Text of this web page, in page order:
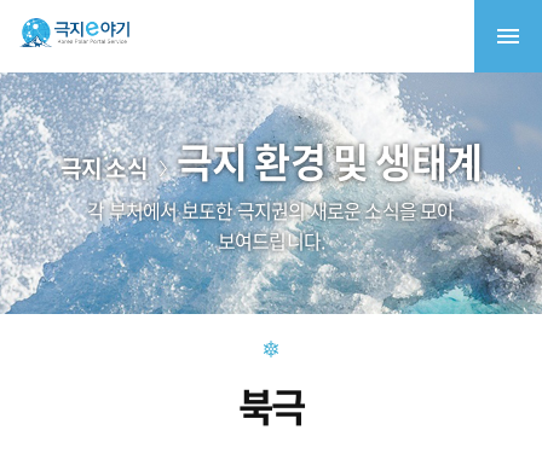
극지 소식 극지 환경 및 생태계
각 부처에서 보도한 극지권의 새로운 소식을 모아
보여드립니다.
북극